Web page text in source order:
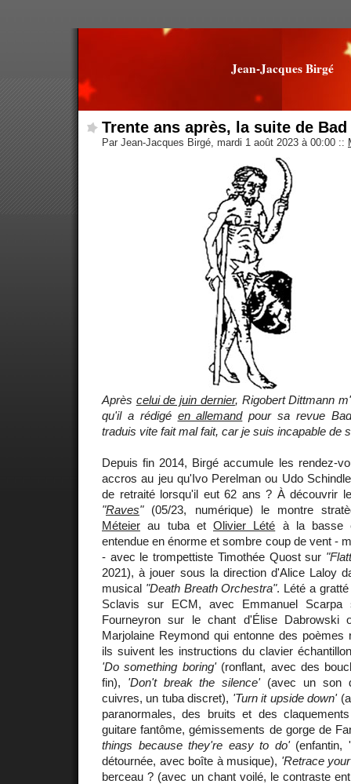
Jean-Jacques Birgé
Trente ans après, la suite de
Par Jean-Jacques Birgé, mardi 1 août 2023 à 00:00 ::
Après celui de juin dernier, Rigobert Dittmann
qu'il a rédigé en allemandpour sa revue
traduis vite fait mal fait, car je suis incapable de
Depuis fin 2014, Birgé accumule les rendez-
accros au jeu qu'Ivo Perelman ou Udo
de retraité lorsqu'il eut 62 ans ? À découvrir
"Raves"(05/23, numérique) le montre
Méteier au tuba et Olivier Lété à la basse
entendue en énorme et sombre coup de vent -
- avec le trompettiste Timothée Quost sur
2021), à jouer sous la direction d'Alice Laloy
musical "Death Breath Orchestra". Lété a
Sclavis sur ECM, avec Emmanuel
Fourneyron sur le chant d'Élise Dabrowski
Marjolaine Reymond qui entonne des poèmes
ils suivent les instructions du clavier
'Do something boring'(ronflant, avec des
fin), 'Don't break the silence'(avec un son
cuivres, un tuba discret), 'Turn it upside down'
paranormales, des bruits et des
guitare fantôme, gémissements de gorge de
things because they're easy to do'(enfantin,
détournée, avec boîte à musique), 'Retrace
berceau ? (avec un chant voilé, le contraste